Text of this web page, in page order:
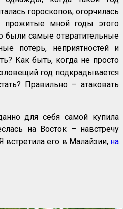
гороскопов, огорчилась
прожитые мной годы этого
были самые отвратительные
потерь, неприятностей и
Как быть, когда не просто
год подкрадывается
Правильно – атаковать
для себя самой купила
на Восток – навстречу
встретила его в Малайзии, на